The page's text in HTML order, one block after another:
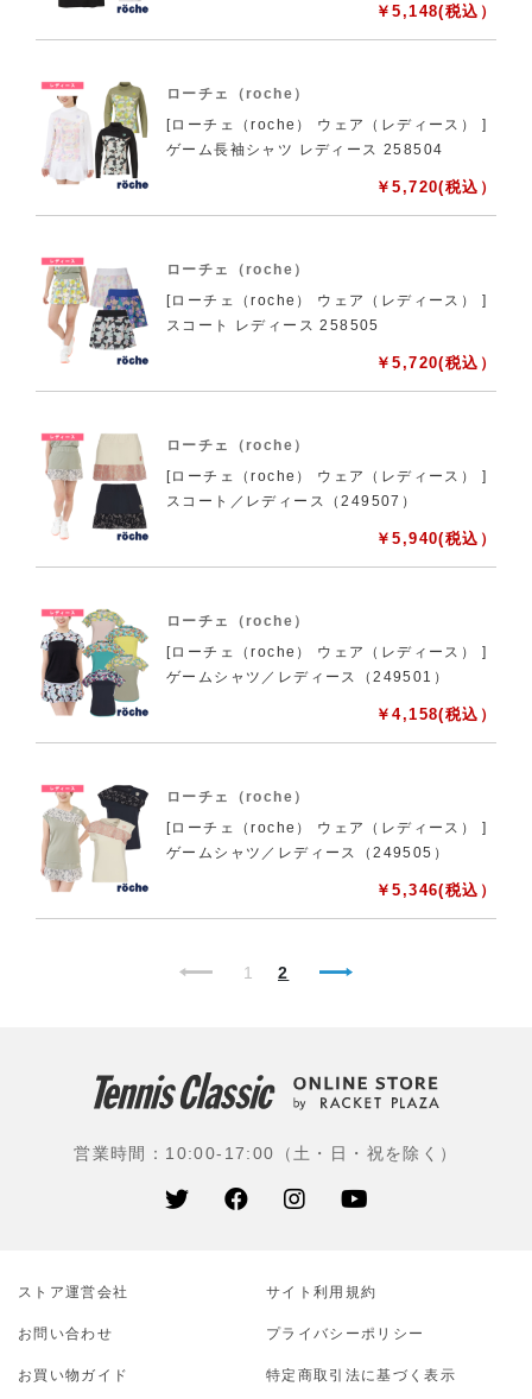
￥5,148(税込）
ローチェ（roche）
[ローチェ（roche） ウェア（レディース） ]
ゲーム長袖シャツ レディース 258504
￥5,720(税込）
ローチェ（roche）
[ローチェ（roche） ウェア（レディース） ]
スコート レディース 258505
￥5,720(税込）
ローチェ（roche）
[ローチェ（roche） ウェア（レディース） ]
スコート／レディース（249507）
￥5,940(税込）
ローチェ（roche）
[ローチェ（roche） ウェア（レディース） ]
ゲームシャツ／レディース（249501）
￥4,158(税込）
ローチェ（roche）
[ローチェ（roche） ウェア（レディース） ]
ゲームシャツ／レディース（249505）
￥5,346(税込）
1 2
営業時間：10:00-17:00（土・日・祝を除く）
ストア運営会社 サイト利⽤規約
お問い合わせ プライバシーポリシー
お買い物ガイド 特定商取引法に基づく表示